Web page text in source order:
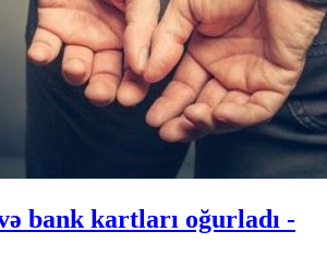
bank kartları oğurladı -